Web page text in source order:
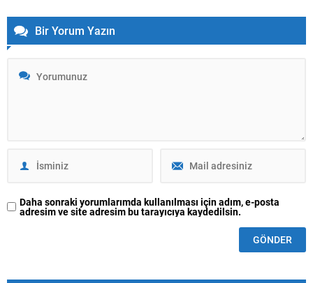
Bir Yorum Yazın
Daha sonraki yorumlarımda kullanılması için adım, e-posta
adresim ve site adresim bu tarayıcıya kaydedilsin.